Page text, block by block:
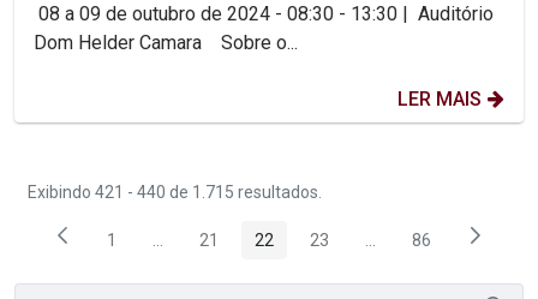
08 a 09 de outubro de 2024 - 08:30 - 13:30 | Auditório
Dom Helder Camara Sobre o...
LER MAIS
Exibindo 421 - 440 de 1.715 resultados.
Página
1 ...Páginas intermediárias Usar ABA para navegar.
Página
21 Página
22 Página
23 ...PáginasPágina
86